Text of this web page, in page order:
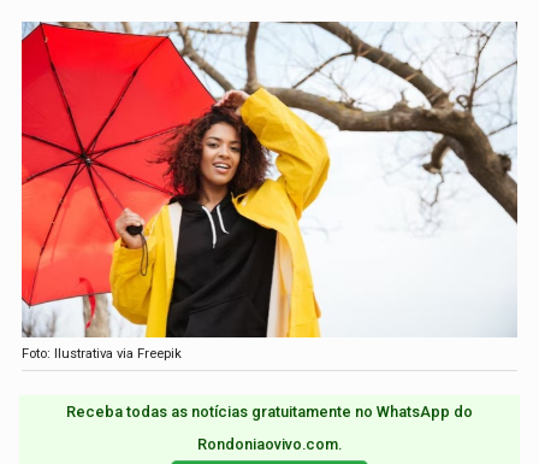
Foto: Ilustrativa via Freepik
Receba todas as notícias gratuitamente no WhatsApp do
Rondoniaovivo.com.​